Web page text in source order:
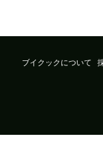
ブイクックについて